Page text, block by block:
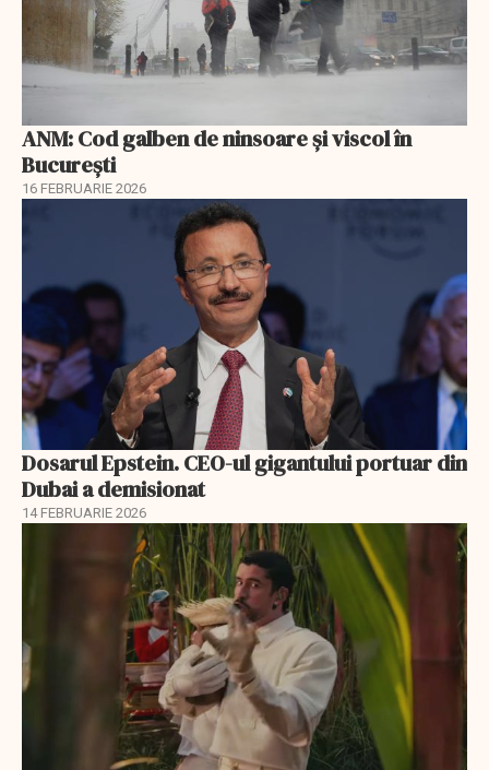
ANM: Cod galben de ninsoare și viscol în
București
16 FEBRUARIE 2026
Dosarul Epstein. CEO-ul gigantului portuar din
Dubai a demisionat
14 FEBRUARIE 2026